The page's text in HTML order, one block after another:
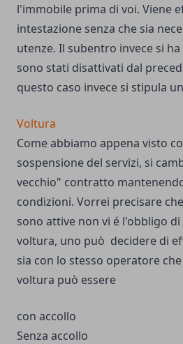
l'immobile prima di voi. Viene
intestazione senza che sia
utenze. Il subentro invece si
sono stati disattivati dal
questo caso invece si stipula
Voltura
Come abbiamo appena visto
sospensione del servizi, si
vecchio" contratto
condizioni. Vorrei precisare
sono attive non vi é l'obbligo
voltura, uno può decidere di
sia con lo stesso operatore
voltura può essere
con accollo
Senza accollo